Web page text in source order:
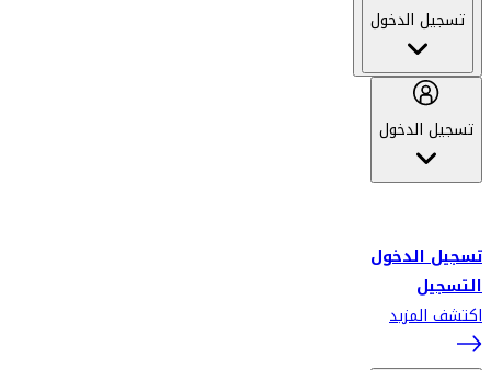
تسجيل الدخول
تسجيل الدخول
تسجيل الدخول
التسجيل
اكتشف المزيد